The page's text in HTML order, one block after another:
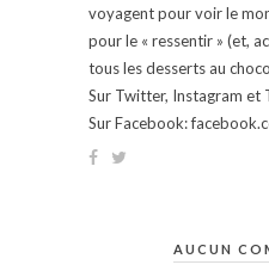
voyagent pour voir le
pour le « ressentir » (et,
tous les desserts au
Sur Twitter, Instagram et
Sur Facebook:
AUCUN